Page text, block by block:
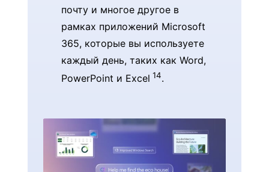
почту и многое другое в
рамках приложений Microsoft
365, которые вы используете
каждый день, таких как Word,
PowerPoint и Excel 14.